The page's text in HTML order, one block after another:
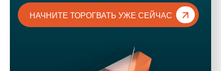
НАЧНИТЕ ТОРОГВАТЬ УЖЕ СЕЙЧАС